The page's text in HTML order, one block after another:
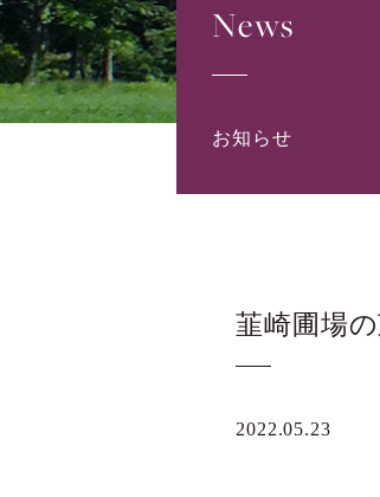
News
お知らせ
韮崎圃場
2022.05.23